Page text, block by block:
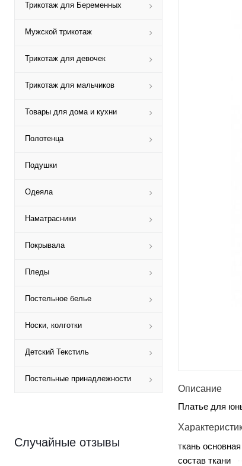
Трикотаж для Беременных
Мужской трикотаж
Трикотаж для девочек
Трикотаж для мальчиков
Товары для дома и кухни
Полотенца
Подушки
Одеяла
Наматрасники
Покрывала
Пледы
Постельное белье
Носки, колготки
Детский Текстиль
Постельные принадлежности
Случайные отзывы
Описание
Платье для
ткань основная
состав ткани